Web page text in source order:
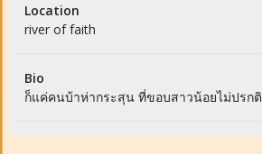
Location
river of faith
Bio
ก็แค่คนบ้าห่ากระสุน ที่ขอบสาวน้อยไม่ปรกติ